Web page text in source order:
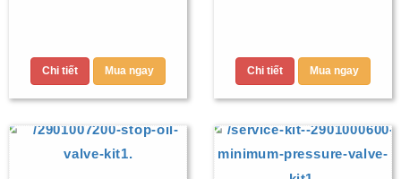
Chi tiết Mua ngay Chi tiết Mua ngay